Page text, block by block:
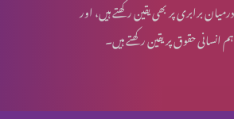
عیدِ میلادِ مسیح: مبارکباد
درمیان برابری پر بھی یقین رکھتے ہیں، اور
ہم انسانی حقوق پر یقین رکھتے ہیں۔